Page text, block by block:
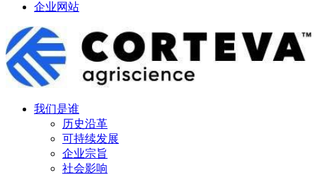
企业网站
我们是谁
历史沿革
可持续发展
企业宗旨
社会影响